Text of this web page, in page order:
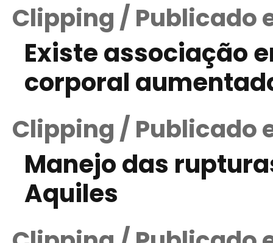
Clipping / Publicado
Existe associação
corporal
Clipping / Publicado
Manejo das
Aquiles